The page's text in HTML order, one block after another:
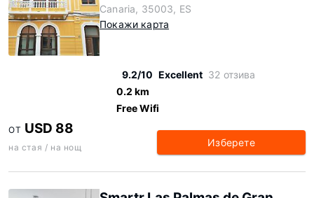
Canaria, 35003, ES
Покажи карта
9.2/10 Excellent 32 отзива
0.2 km
Free Wifi
ОТ USD 88
на стая / на нощ Изберете